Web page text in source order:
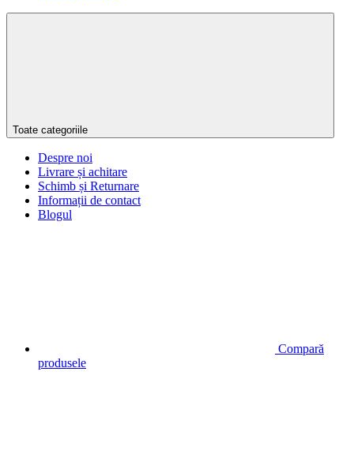
Toate categoriile
Despre noi
Livrare și achitare
Schimb și Returnare
Informații de contact
Blogul
Compară
produsele